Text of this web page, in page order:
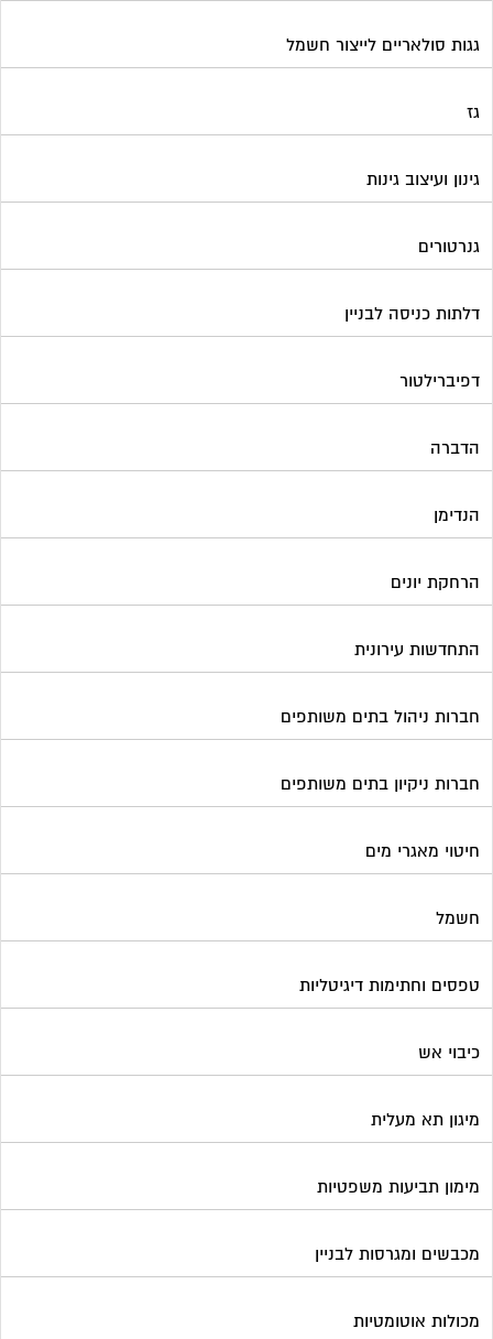
גגות סולאריים לייצור חשמל
גז
גינון ועיצוב גינות
גנרטורים
דלתות כניסה לבניין
דפיברילטור
הדברה
הנדימן
הרחקת יונים
התחדשות עירונית
חברות ניהול בתים משותפים
חברות ניקיון בתים משותפים
חיטוי מאגרי מים
חשמל
טפסים וחתימות דיגיטליות
כיבוי אש
מיגון תא מעלית
מימון תביעות משפטיות
מכבשים ומגרסות לבניין
מכולות אוטומטיות